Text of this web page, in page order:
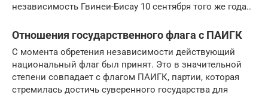
независимость Гвинеи-Бисау 10 сентября того же года..
Отношения государственного флага с ПАИГК
С момента обретения независимости действующий
национальный флаг был принят. Это в значительной
степени совпадает с флагом ПАИГК, партии, которая
стремилась достичь суверенного государства для